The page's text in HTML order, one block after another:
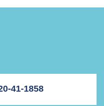
41-1858